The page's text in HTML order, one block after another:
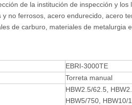
de la institución de inspección y los
y no ferrosos, acero endurecido, acero
de carburo, materiales de metalurgia
EBRI-3000TE
Torreta manual
HBW2.5/62.5,
HBW5/750, HBW10/